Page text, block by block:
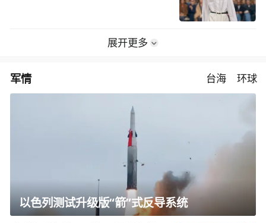
展开更多
军情 台海 环球
以色列测试升级版“箭”式反导系统